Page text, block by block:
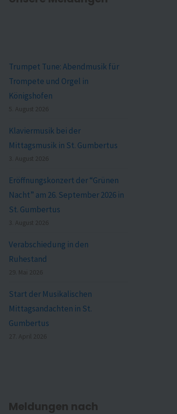
Trumpet Tune: Abendmusik für
Trompete und Orgel in
Königshofen
5. August 2026
Klaviermusik bei der
Mittagsmusik in St. Gumbertus
3. August 2026
Eröffnungskonzert der “Grünen
Nacht” am 26. September 2026 in
St. Gumbertus
3. August 2026
Verabschiedung in den
Ruhestand
29. Mai 2026
Start der Musikalischen
Mittagsandachten in St.
Gumbertus
27. April 2026
Meldungen nach